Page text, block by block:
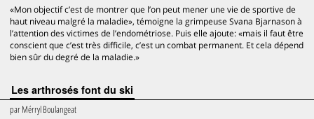
«Mon objectif c’est de montrer que l’on peut mener une vie de sportive de
haut niveau malgré la maladie», témoigne la grimpeuse Svana Bjarnason à
l’attention des victimes de l’endométriose. Puis elle ajoute: «mais il faut être
conscient que c’est très difficile, c’est un combat permanent. Et cela dépend
bien sûr du degré de la maladie.»
Les arthrosés font du ski
parMérryl Boulangeat